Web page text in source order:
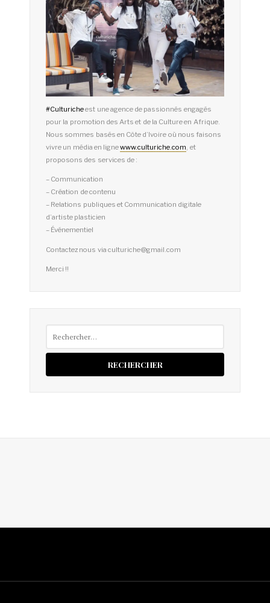
#Culturicheest une agence de passionnés engagés
pour la promotion des Arts et de la Culture en Afrique.
Nous sommes basés en Côte d’Ivoire où nous faisons
vivre un média en lignewww.culturiche.com, et
proposons des services de :
– Communication
– Création de contenu
– Relations publiques et Communication digitale
d’artiste plasticien
– Événementiel
Contactez nous via culturiche@gmail.com
Merci !!